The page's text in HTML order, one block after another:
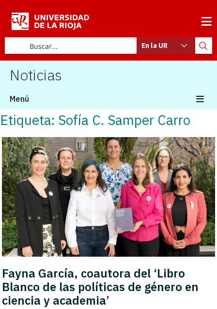
En la UR
Noticias
Menú
Etiqueta: Sofía C. Samper Carro
Fayna García, coautora del ‘Libro
Blanco de las políticas de género en
ciencia y academia’